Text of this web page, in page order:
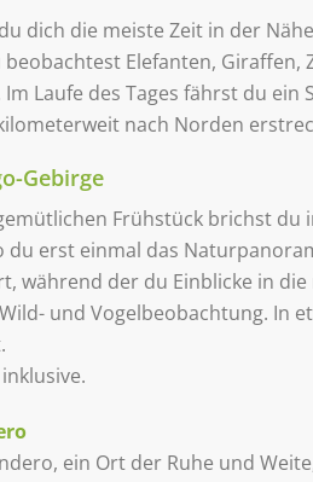
dich die meiste Zeit in der
beobachtest Elefanten,
Laufe des Tages fährst du
nach Norden
Gebirge
Frühstück brichst
du erst einmal das
während der du Einblicke in
und Vogelbeobachtung. In
ein Ort der Ruhe und